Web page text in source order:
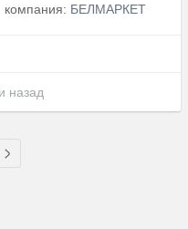
компания: БЕЛМАРКЕТ
назад